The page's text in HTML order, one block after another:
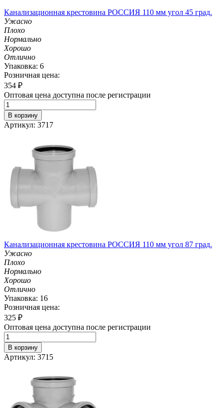
Канализационная крестовина РОССИЯ 110 мм угол 45 град.
Ужасно
Плохо
Нормально
Хорошо
Отлично
Упаковка: 6
Розничная цена:
354 ₽
Оптовая цена доступна после регистрации
В корзину
Артикул: 3717
Канализационная крестовина РОССИЯ 110 мм угол 87 град.
Ужасно
Плохо
Нормально
Хорошо
Отлично
Упаковка: 16
Розничная цена:
325 ₽
Оптовая цена доступна после регистрации
В корзину
Артикул: 3715